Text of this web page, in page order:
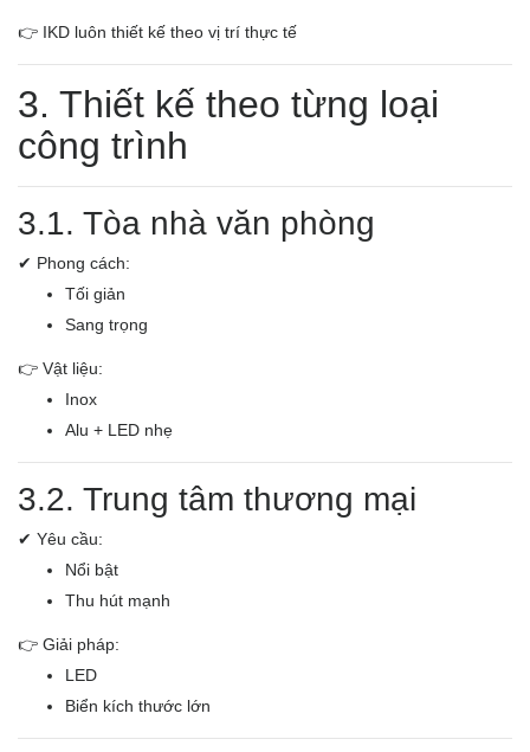
👉 IKD luôn thiết kế theo vị trí thực tế
3. Thiết kế theo từng loại
công trình
3.1. Tòa nhà văn phòng
✔ Phong cách:
Tối giản
Sang trọng
👉 Vật liệu:
Inox
Alu + LED nhẹ
3.2. Trung tâm thương mại
✔ Yêu cầu:
Nổi bật
Thu hút mạnh
👉 Giải pháp:
LED
Biển kích thước lớn